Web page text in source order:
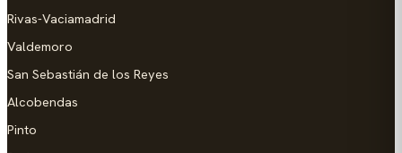
Rivas-Vaciamadrid
Valdemoro
San Sebastián de los Reyes
Alcobendas
Pinto